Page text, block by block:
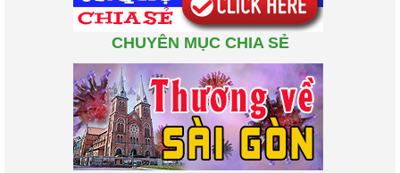
CHUYÊN MỤC CHIA SẺ